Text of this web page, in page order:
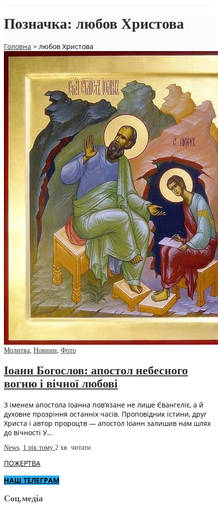
Позначка: любов Христова
Головна > любов Христова
Молитва, Новини, Фото
Іоанн Богослов: апостол небесного
вогню і вічної любові
З іменем апостола Іоанна пов’язане не лише Євангеліє, а й
духовне прозріння останніх часів. Проповідник істини, друг
Христа і автор пророцтв — апостол Іоанн залишив нам шлях
до вічності У…
News, 1 рік тому 2 хв. читати
ПОЖЕРТВА
НАШ ТЕЛЕГРАМ
Соц.медіа